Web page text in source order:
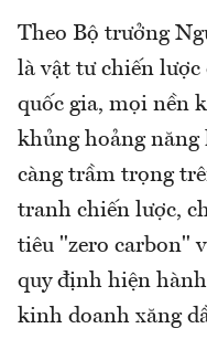
Theo Bộ trưởng
là vật tư chiến lược
quốc gia, mọi nền
khủng hoảng năng
càng trầm trọng
tranh chiến lược,
tiêu "zero carbon"
quy định hiện
kinh doanh xăng